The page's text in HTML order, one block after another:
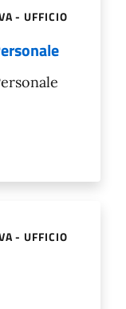
- UFFICIO
- UFFICIO